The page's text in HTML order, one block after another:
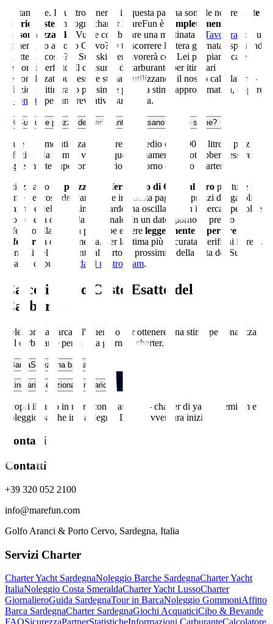
Certamente. I quattro itinerari in questa pagina sono le nostre
rotte
più richieste, ma ogni charter MareFun è
completamente
personalizzabile
. Vuole combinare una mattinata a Tavolara con un
pomeriggio a Porto Cervo? O trascorrere l'intera giornata esplorando
calette nascoste? Il Suo skipper lavorerà con Lei per pianificare il
percorso perfetto. Il consumo di carburante per itinerari
personalizzati può essere stimato utilizzando il nostro calcolatore -
selezioni l'itinerario più simile per una stima approssimativa, oppure
ci contatti
per un preventivo su misura.
08 Su quale prezzo del carburante si basano queste stime?
Tutte le stime utilizzano un prezzo medio di €2,00 al litro. I prezzi
effettivi alla pompa variano quotidianamente e potrebbero essere
leggermente superiori o inferiori il giorno del Suo charter.
Utilizziamo un prezzo di riferimento di €2,00 al litro per tutte le
stime dei costi del carburante in questa pagina. I prezzi del gasolio
marino e della benzina in Sardegna oscillano con i mercati petroliferi
globali e la domanda stagionale. In un dato giorno, il prezzo
effettivo alla pompa potrebbe essere leggermente superiore o
inferiore
a questa media. Per la stima più accurata, verifichi i prezzi
correnti del carburante al porto in prossimità della data del Suo
charter oppure
chieda al nostro team.
Calcoli il Suo Costo Esatto del
Carburante
Selezioni la barca e l'itinerario per ottenere una stima personalizzata
del carburante per la Sua giornata charter.
BarcaSeleziona barca
Itinerario Seleziona itinerario
Scopri il lusso in mare con MareFun – charter di yacht premium e
noleggio barche in Sardegna. La tua avventura inizia qui.
Contatti
Contatti
+39 320 052 2100
info@marefun.com
Golfo Aranci & Porto Cervo, Sardegna, Italia
Servizi Charter
Charter Yacht SardegnaNoleggio Barche SardegnaCharter Yacht
ItaliaNoleggio Costa SmeraldaCharter Yacht LussoCharter
GiornalieroGuida SardegnaTour in BarcaNoleggio GommoniAffitto
Barca SardegnaCharter SardegnaGiochi AcquaticiCibo & Bevande